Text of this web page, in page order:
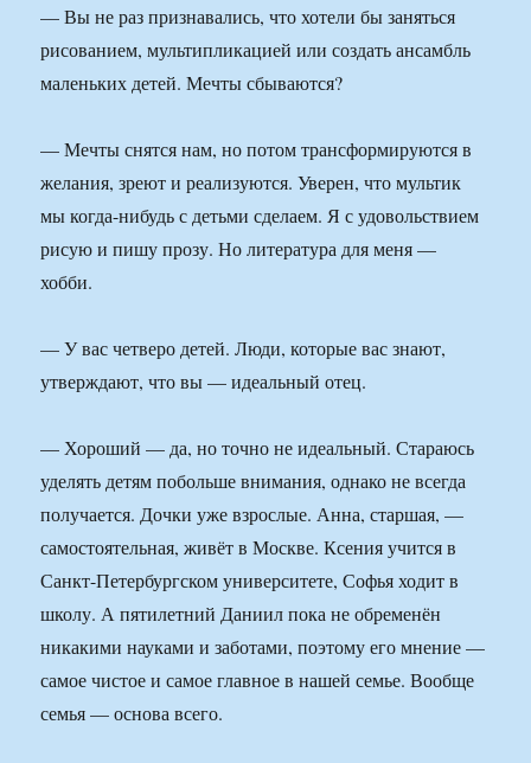
— Вы не раз признавались, что хотели бы заняться
рисованием, мультипликацией или создать ансамбль
маленьких детей. Мечты сбываются?
— Мечты снятся нам, но потом трансформируются в
желания, зреют и реализуются. Уверен, что мультик
мы когда-нибудь с детьми сделаем. Я с удовольствием
рисую и пишу прозу. Но литература для меня —
хобби.
— У вас четверо детей. Люди, которые вас знают,
утверждают, что вы — идеальный отец.
— Хороший — да, но точно не идеальный. Стараюсь
уделять детям побольше внимания, однако не всегда
получается. Дочки уже взрослые. Анна, старшая, —
самостоятельная, живёт в Москве. Ксения учится в
Санкт-Петербургском университете, Софья ходит в
школу. А пятилетний Даниил пока не обременён
никакими науками и заботами, поэтому его мнение —
самое чистое и самое главное в нашей семье. Вообще
семья — основа всего.